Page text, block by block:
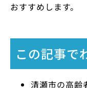
おすすめします。
この記事で
清瀬市の高齢